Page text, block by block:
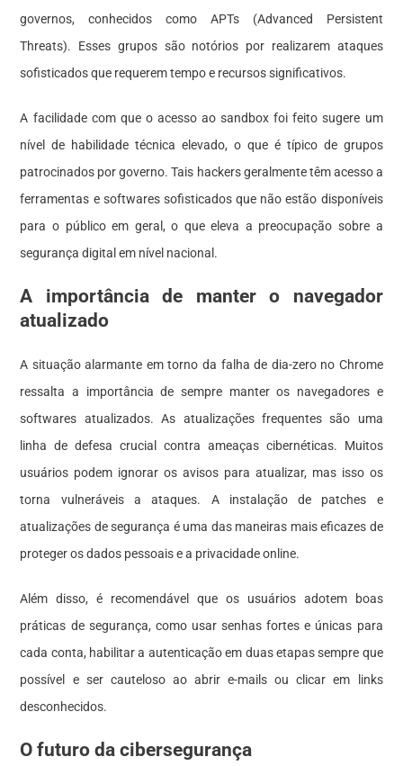
governos, conhecidos como APTs (Advanced Persistent
Threats). Esses grupos são notórios por realizarem ataques
sofisticados que requerem tempo e recursos significativos.
A facilidade com que o acesso ao sandbox foi feito sugere um
nível de habilidade técnica elevado, o que é típico de grupos
patrocinados por governo. Tais hackers geralmente têm acesso a
ferramentas e softwares sofisticados que não estão disponíveis
para o público em geral, o que eleva a preocupação sobre a
segurança digital em nível nacional.
A importância de manter o navegador
atualizado
A situação alarmante em torno da falha de dia-zero no Chrome
ressalta a importância de sempre manter os navegadores e
softwares atualizados. As atualizações frequentes são uma
linha de defesa crucial contra ameaças cibernéticas. Muitos
usuários podem ignorar os avisos para atualizar, mas isso os
torna vulneráveis a ataques. A instalação de patches e
atualizações de segurança é uma das maneiras mais eficazes de
proteger os dados pessoais e a privacidade online.
Além disso, é recomendável que os usuários adotem boas
práticas de segurança, como usar senhas fortes e únicas para
cada conta, habilitar a autenticação em duas etapas sempre que
possível e ser cauteloso ao abrir e-mails ou clicar em links
desconhecidos.
O futuro da cibersegurança